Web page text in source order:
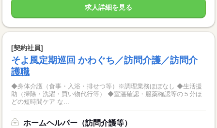
求人詳細を見る
[契約社員]
そよ風定期巡回 かわぐち／訪問介護／訪問介
護職
◆身体介護（食事・入浴・排せつ等）※調理業務ほぼなし ◆生活援
助（掃除・洗濯・買い物代行等） ◆室温確認・服薬確認等の５分ほ
どの短時間ケア な...
ホームヘルパー（訪問介護等）